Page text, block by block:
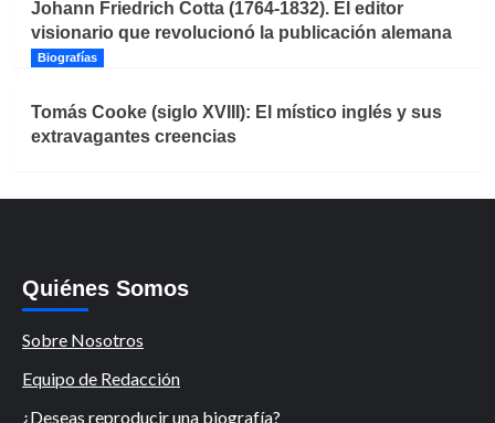
Johann Friedrich Cotta (1764-1832). El editor
visionario que revolucionó la publicación alemana
Biografías
Tomás Cooke (siglo XVIII): El místico inglés y sus
extravagantes creencias
Quiénes Somos
Sobre Nosotros
Equipo de Redacción
¿Deseas reproducir una biografía?